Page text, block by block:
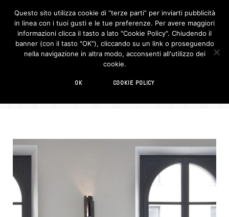
F
c
e
b
o
I
n
s
t
seduta
Questo sito utilizza cookie di “terze parti” per inviarti pubblicità
in linea con i tuoi gusti e le tue preferenze. Per avere maggiori
informazioni clicca il tasto a lato "Cookie Policy". Chiudendo il
banner (con il tasto "OK"), cliccando su un link o proseguendo
nella navigazione in altra modo, acconsenti all'utilizzo dei
cookie.
OK COOKIE POLICY